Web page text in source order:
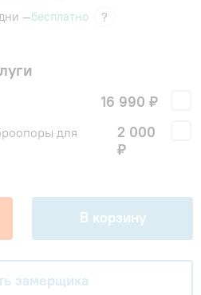
—бесплатно ?
16 990 ₽
для
2 000
₽
В корзину
замерщика